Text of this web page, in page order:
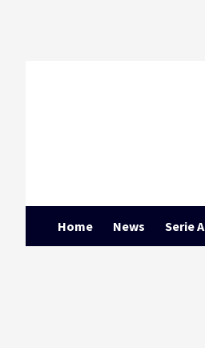
Home News Serie A